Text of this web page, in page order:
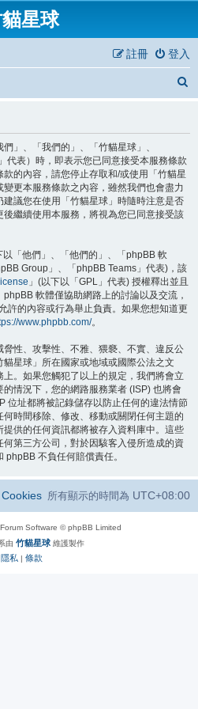
星球
登入
註冊
」、「我們的」、「竹貓星球」、
代表）時，即表示您已同意接受本服務條款
的內容，請您停止存取和/或使用「竹貓星
更本服務條款之內容，雖然我們也會盡力
議您在使用「竹貓星球」時隨時注意是否
繼續使用本服務，將視為您已同意接受該
「他們」、「他們的」、「phpBB 軟
Group」、「phpBB Teams」代表)，該
」(以下以「GPL」代表) 授權釋出並且
phpBB 軟體僅協助網路上的討論以及交流，
許的內容或行為舉止負責。如果您想知道更
www.phpbb.com/。
性、攻擊性、不雅、猥褻、不實、違反公
星球」所在國家或地域或國際公法之文
。如果您觸犯了以上的規定，我們將會立
情況下，您的網路服務業者 (ISP) 也將會
位址都將被記錄儲存以防止任何的違法情節
時間移除、修改、移動或關閉任何主題的
供的任何資訊都將被存入資料庫中。這些
第三方公司，對於因駭客入侵所造成的資
不負任何賠償責任。
所有顯示的時間為 UTC+08:00
Software © phpBB Limited
由 竹貓星球 維護製作
隱私 | 條款